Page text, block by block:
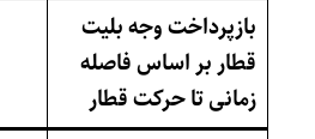
بازپرداخت وجه بلیت
قطار بر اساس فاصله
زمانی تا حرکت قطار